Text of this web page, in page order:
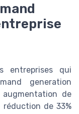
entreprises qui
generation
de
de 33%